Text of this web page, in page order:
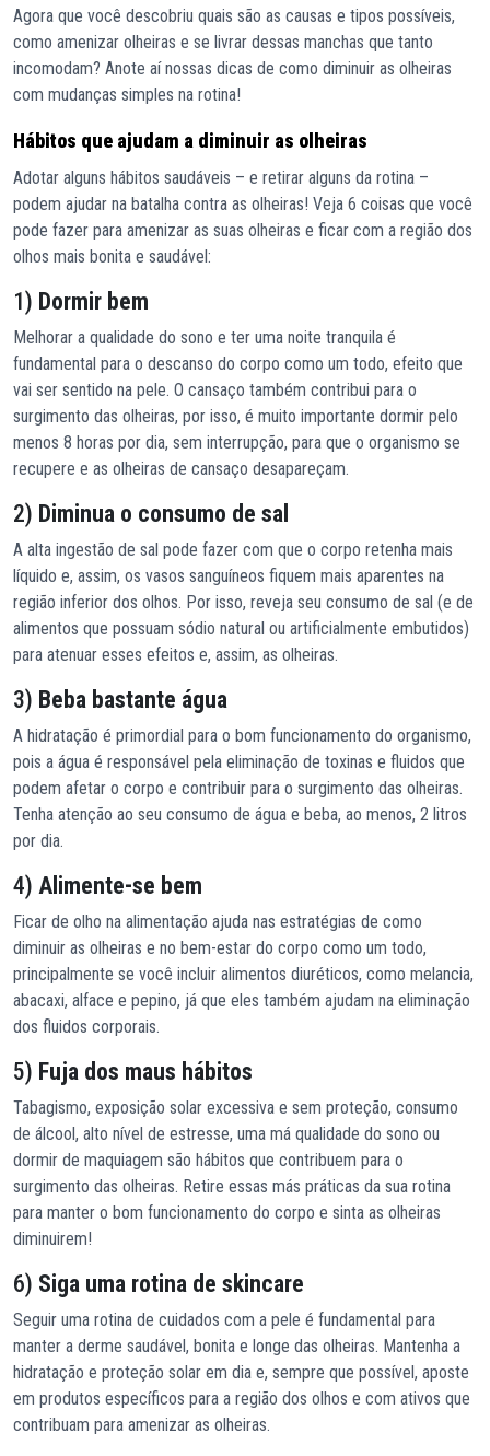
Agora que você descobriu quais são as causas e tipos possíveis,
como amenizar olheiras e se livrar dessas manchas que tanto
incomodam? Anote aí nossas dicas de como diminuir as olheiras
com mudanças simples na rotina!
Hábitos que ajudam a diminuir as olheiras
Adotar alguns hábitos saudáveis – e retirar alguns da rotina –
podem ajudar na batalha contra as olheiras! Veja 6 coisas que você
pode fazer para amenizar as suas olheiras e ficar com a região dos
olhos mais bonita e saudável:
1) Dormir bem
Melhorar a qualidade do sono e ter uma noite tranquila é
fundamental para o descanso do corpo como um todo, efeito que
vai ser sentido na pele. O cansaço também contribui para o
surgimento das olheiras, por isso, é muito importante dormir pelo
menos 8 horas por dia, sem interrupção, para que o organismo se
recupere e as olheiras de cansaço desapareçam.
2) Diminua o consumo de sal
A alta ingestão de sal pode fazer com que o corpo retenha mais
líquido e, assim, os vasos sanguíneos fiquem mais aparentes na
região inferior dos olhos. Por isso, reveja seu consumo de sal (e de
alimentos que possuam sódio natural ou artificialmente embutidos)
para atenuar esses efeitos e, assim, as olheiras.
3) Beba bastante água
A hidratação é primordial para o bom funcionamento do organismo,
pois a água é responsável pela eliminação de toxinas e fluidos que
podem afetar o corpo e contribuir para o surgimento das olheiras.
Tenha atenção ao seu consumo de água e beba, ao menos, 2 litros
por dia.
4) Alimente-se bem
Ficar de olho na alimentação ajuda nas estratégias de como
diminuir as olheiras e no bem-estar do corpo como um todo,
principalmente se você incluir alimentos diuréticos, como melancia,
abacaxi, alface e pepino, já que eles também ajudam na eliminação
dos fluidos corporais.
5) Fuja dos maus hábitos
Tabagismo, exposição solar excessiva e sem proteção, consumo
de álcool, alto nível de estresse, uma má qualidade do sono ou
dormir de maquiagem são hábitos que contribuem para o
surgimento das olheiras. Retire essas más práticas da sua rotina
para manter o bom funcionamento do corpo e sinta as olheiras
diminuirem!
6) Siga uma rotina de skincare
Seguir uma rotina de cuidados com a pele é fundamental para
manter a derme saudável, bonita e longe das olheiras. Mantenha a
hidratação e proteção solar em dia e, sempre que possível, aposte
em produtos específicos para a região dos olhos e com ativos que
contribuam para amenizar as olheiras.